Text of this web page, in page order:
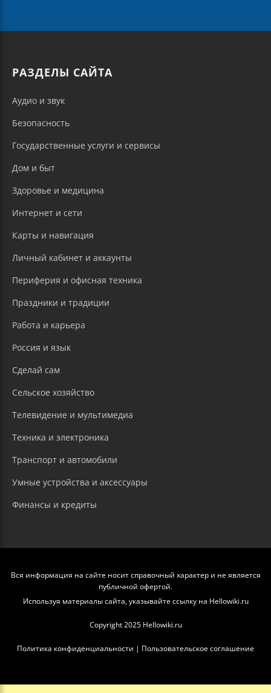
РАЗДЕЛЫ САЙТА
Аудио и звук
Безопасность
Государственные услуги и сервисы
Дом и быт
Здоровье и медицина
Интернет и сети
Карты и навигация
Личный кабинет и аккаунты
Периферия и офисная техника
Праздники и традиции
Работа и карьера
Россия и язык
Сделай сам
Сельское хозяйство
Телевидение и мультимедиа
Техника и электроника
Транспорт и автомобили
Умные устройства и аксессуары
Финансы и кредиты
Вся информация на сайте носит справочный характер и не является
публичной офертой.
Используя материалы сайта, указывайте ссылку на Hellowiki.ru
Copyright 2025 Hellowiki.ru
Политика конфиденциальности | Пользовательское соглашение